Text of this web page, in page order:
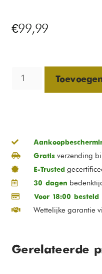
€99,99
Gratisverzending
E-Trusted
30 dagen
Voor 18:00 besteld
Wettelijke garantie
Gerelateerde